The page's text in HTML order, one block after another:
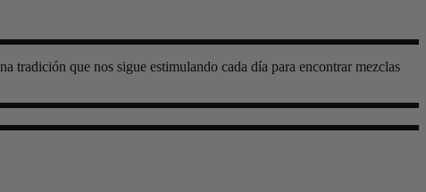
tradición que nos sigue estimulando cada día para encontrar mezclas